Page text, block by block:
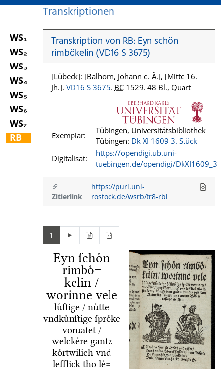
WS₁
WS₂
WS₃
WS₄
WS₅
WS₆
WS₇
RB
Transkriptionen
Transkription von RB: Eyn schön
rimbökelin (VD16 S 3675)
[Lübeck]: [Balhorn, Johann d. Ä.], [Mitte 16.
Jh.]. VD16 S 3675. BC1529. 48 Bl., Quart
Exemplar:
Tübingen, Universitätsbibliothek
Tübingen: Dk XI 1609 3. Stück
Digitalisat:
https://opendigi.ub.uni-
tuebingen.de/opendigi/DkXI1609_3
Zitierlink
https://purl.uni-
rostock.de/wsrb/tr8-rbl
1
Eyn ſchoͤn
rimboͤ=
kelin /
worinne vele
luͤſtige / nuͤtte
vndkuͤnſtige ſproͤke
voruatet /
welckeͤre gantz
koͤrtwilich vnd
lefflick tho leͤ=